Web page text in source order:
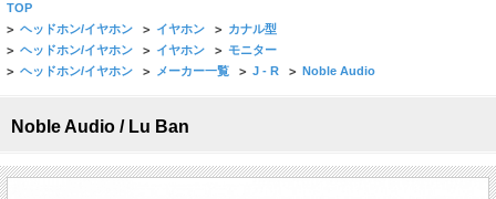
TOP
> ヘッドホン/イヤホン > イヤホン > カナル型
> ヘッドホン/イヤホン > イヤホン > モニター
> ヘッドホン/イヤホン > メーカー一覧 > J - R > Noble Audio
Noble Audio / Lu Ban